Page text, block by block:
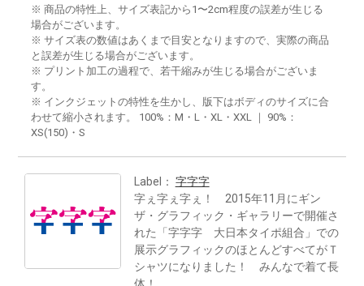
※ 商品の特性上、サイズ表記から1〜2cm程度の誤差が生じる
場合がございます。
※ サイズ表の数値はあくまで目安となりますので、実際の商品
と誤差が生じる場合がございます。
※ プリント加工の過程で、若干縮みが生じる場合がございま
す。
※ インクジェットの特性を生かし、版下はボディのサイズに合
わせて縮小されます。 100%：M・L・XL・XXL ｜ 90%：
XS(150)・S
Label： 字字字
字ぇ字ぇ字ぇ！ 2015年11月にギン
ザ・グラフィック・ギャラリーで開催さ
れた「字字字 大日本タイポ組合」での
展示グラフィックのほとんどすべてがＴ
シャツになりました！ みんなで着て長
体！